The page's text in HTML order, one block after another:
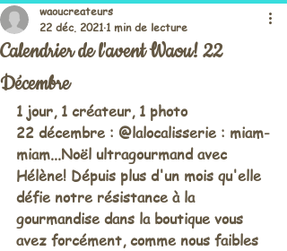
Calendrier de l'avent Waou! 22
Décembre
waoucreateurs
22 déc. 2021 1 min de lecture
1 jour, 1 créateur, 1 photo
22 décembre : @lalocalisserie : miam-
miam...Noël ultragourmand avec
Hélène! Dépuis plus d'un mois qu'elle
défie notre résistance à la
gourmandise dans la boutique vous
avez forcément, comme nous faibles